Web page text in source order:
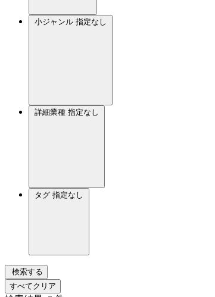
小ジャンル 指定なし
詳細業種 指定なし
タグ 指定なし
検索する
すべてクリア